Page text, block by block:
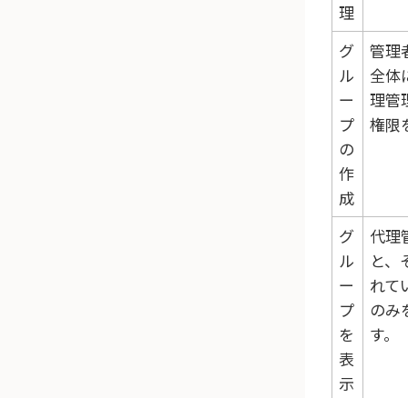
理
グ
ル
ー
プ
の
作
成
管理
全体
理管
権限
グ
ル
ー
プ
を
表
示
代理
と、
れて
のみ
す。